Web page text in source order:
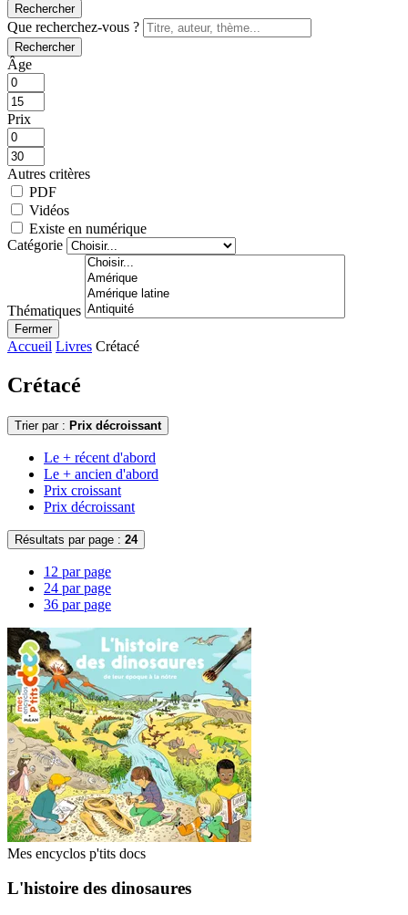
Rechercher
Que recherchez-vous ?
Rechercher
Âge
Prix
Autres critères
PDF
Vidéos
Existe en numérique
Catégorie
Thématiques
Fermer
Accueil Livres Crétacé
Crétacé
Trier par : Prix décroissant
Le + récent d'abord
Le + ancien d'abord
Prix croissant
Prix décroissant
Résultats par page : 24
12 par page
24 par page
36 par page
Mes encyclos p'tits docs
L'histoire des dinosaures